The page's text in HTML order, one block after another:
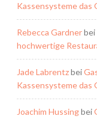
Kassensysteme das
Rebecca Gardnerbei
hochwertige
Jade Labrentzbei
Kassensysteme das
Joachim Hussingbei